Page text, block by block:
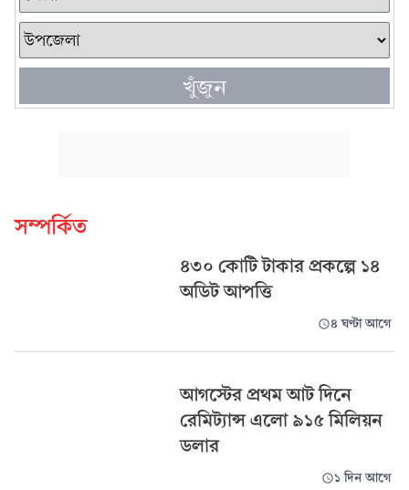
খুঁজুন
সম্পর্কিত
৪৩০ কোটি টাকার প্রকল্পে ১৪
অডিট আপত্তি
৪ ঘণ্টা আগে
আগস্টের প্রথম আট দিনে
রেমিট্যান্স এলো ৯১৫ মিলিয়ন
ডলার
১ দিন আগে